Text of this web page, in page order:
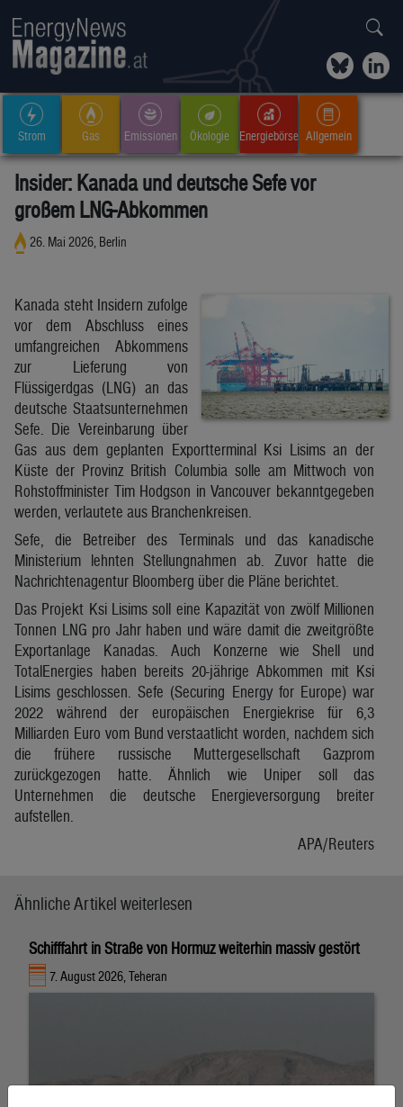
Strom Gas Emissionen Ökologie Energiebörse Allgemein
Insider: Kanada und deutsche Sefe vor
großem LNG-Abkommen
26. Mai 2026, Berlin
Kanada steht Insidern zufolge
vor dem Abschluss eines
umfangreichen Abkommens
zur Lieferung von
Flüssigerdgas (LNG) an das
deutsche Staatsunternehmen
Sefe. Die Vereinbarung über
Gas aus dem geplanten Exportterminal Ksi Lisims an der
Küste der Provinz British Columbia solle am Mittwoch von
Rohstoffminister Tim Hodgson in Vancouver bekanntgegeben
werden, verlautete aus Branchenkreisen.
Sefe, die Betreiber des Terminals und das kanadische
Ministerium lehnten Stellungnahmen ab. Zuvor hatte die
Nachrichtenagentur Bloomberg über die Pläne berichtet.
Das Projekt Ksi Lisims soll eine Kapazität von zwölf Millionen
Tonnen LNG pro Jahr haben und wäre damit die zweitgrößte
Exportanlage Kanadas. Auch Konzerne wie Shell und
TotalEnergies haben bereits 20-jährige Abkommen mit Ksi
Lisims geschlossen. Sefe (Securing Energy for Europe) war
2022 während der europäischen Energiekrise für 6,3
Milliarden Euro vom Bund verstaatlicht worden, nachdem sich
die frühere russische Muttergesellschaft Gazprom
zurückgezogen hatte. Ähnlich wie Uniper soll das
Unternehmen die deutsche Energieversorgung breiter
aufstellen.
APA/Reuters
Ähnliche Artikel weiterlesen
Schifffahrt in Straße von Hormuz weiterhin massiv gestört
7. August 2026, Teheran